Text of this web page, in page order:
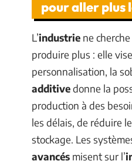
pour aller plus
L’industrie ne
produire plus : elle
personnalisation, la
additivedonne la
production à des
les délais, de réduire
stockage. Les
avancés misent sur l’